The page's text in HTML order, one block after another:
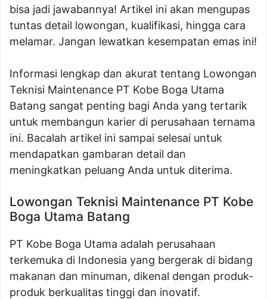
bisa jadi jawabannya! Artikel ini akan mengupas
tuntas detail lowongan, kualifikasi, hingga cara
melamar. Jangan lewatkan kesempatan emas ini!
Informasi lengkap dan akurat tentang Lowongan
Teknisi Maintenance PT Kobe Boga Utama
Batang sangat penting bagi Anda yang tertarik
untuk membangun karier di perusahaan ternama
ini. Bacalah artikel ini sampai selesai untuk
mendapatkan gambaran detail dan
meningkatkan peluang Anda untuk diterima.
Lowongan Teknisi Maintenance PT Kobe
Boga Utama Batang
PT Kobe Boga Utama adalah perusahaan
terkemuka di Indonesia yang bergerak di bidang
makanan dan minuman, dikenal dengan produk-
produk berkualitas tinggi dan inovatif.